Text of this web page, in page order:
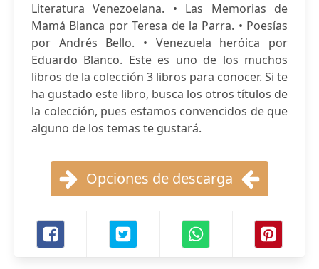
Literatura Venezoelana. • Las Memorias de
Mamá Blanca por Teresa de la Parra. • Poesías
por Andrés Bello. • Venezuela heróica por
Eduardo Blanco. Este es uno de los muchos
libros de la colección 3 libros para conocer. Si te
ha gustado este libro, busca los otros títulos de
la colección, pues estamos convencidos de que
alguno de los temas te gustará.
Opciones de descarga